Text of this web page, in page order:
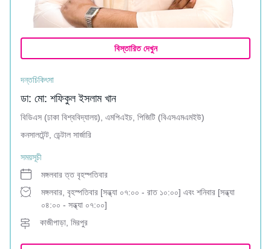
বিস্তারিত দেখুন
দন্তচিকিৎসা
ডা: মো: শফিকুল ইসলাম খান
বিডিএস (ঢাকা বিশ্ববিদ্যালয়), এমপিএইচ, পিজিটি (বিএসএমএমইউ)
কনসালটেন্ট, ডেন্টাল সার্জারি
সময়সূচী
মঙ্গলবার ত্ত বৃহস্পতিবার
মঙ্গলবার, বৃহস্পতিবার [সন্ধ্যা ০৭:০০ - রাত ১০:০০] এবং শনিবার [সন্ধ্যা
০৪:০০ - সন্ধ্যা ০৭:০০]
কাজীপাড়া, মিরপুর